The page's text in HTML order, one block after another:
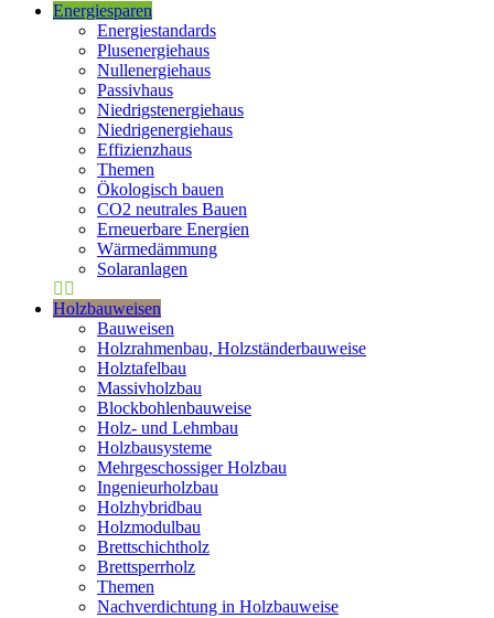
Energiesparen
Energiestandards
Plusenergiehaus
Nullenergiehaus
Passivhaus
Niedrigstenergiehaus
Niedrigenergiehaus
Effizienzhaus
Themen
Ökologisch bauen
CO2 neutrales Bauen
Erneuerbare Energien
Wärmedämmung
Solaranlagen
Holzbauweisen
Bauweisen
Holzrahmenbau, Holzständerbauweise
Holztafelbau
Massivholzbau
Blockbohlenbauweise
Holz- und Lehmbau
Holzbausysteme
Mehrgeschossiger Holzbau
Ingenieurholzbau
Holzhybridbau
Holzmodulbau
Brettschichtholz
Brettsperrholz
Themen
Nachverdichtung in Holzbauweise